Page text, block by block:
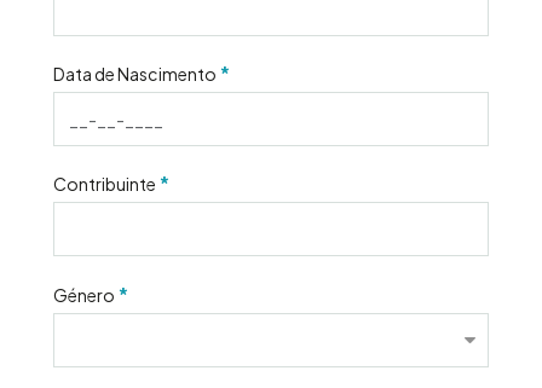
Data de Nascimento *
Contribuinte *
Género *